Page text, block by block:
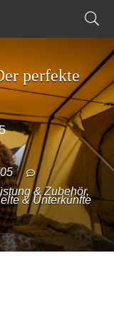
perfekte
& Zubehör,
& Unterkünfte